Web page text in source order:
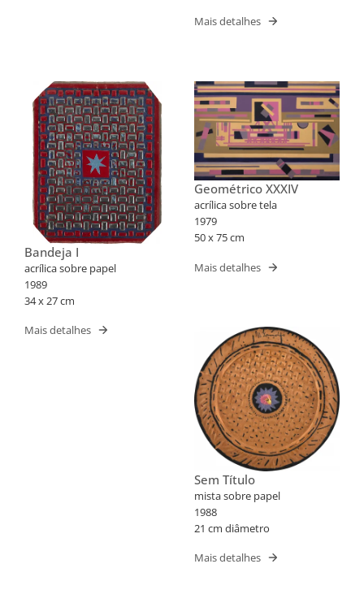
Mais detalhes
Bandeja I
acrílica sobre papel
1989
34 x 27 cm
Mais detalhes
Geométrico XXXIV
acrílica sobre tela
1979
50 x 75 cm
Mais detalhes
Sem Título
mista sobre papel
1988
21 cm diâmetro
Mais detalhes